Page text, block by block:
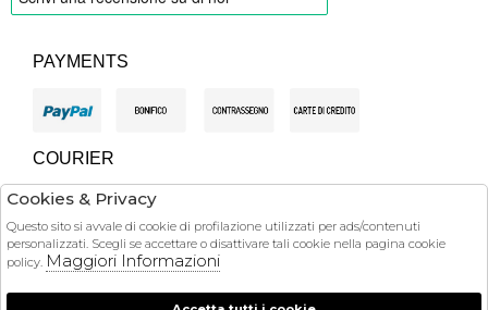
PAYMENTS
COURIER
2026 La Volpe Rossa - P.iva : 00665470506 Powered by
Ateliersocietà
Cookies & Privacy
Questo sito si avvale di cookie di profilazione utilizzati per ads/contenuti
personalizzati. Scegli se accettare o disattivare tali cookie nella pagina cookie
policy. Maggiori Informazioni